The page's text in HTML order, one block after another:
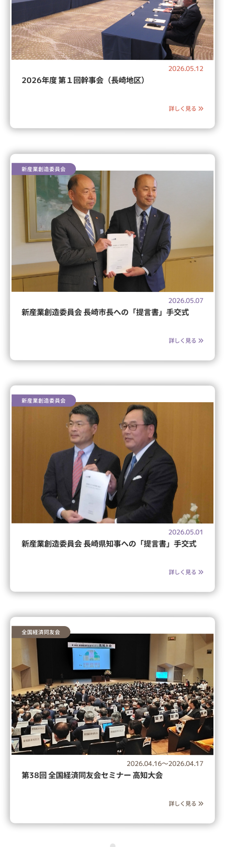
2026.05.12
2026年度 第１回幹事会（長崎地区）
詳しく見る
新産業創造委員会
2026.05.07
新産業創造委員会 長崎市長への「提言書」手交式
詳しく見る
新産業創造委員会
2026.05.01
新産業創造委員会 長崎県知事への「提言書」手交式
詳しく見る
全国経済同友会
2026.04.16～2026.04.17
第38回 全国経済同友会セミナー 高知大会
詳しく見る